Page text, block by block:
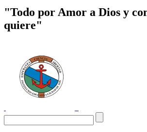
"Todo por Amor a Dios y
quiere"